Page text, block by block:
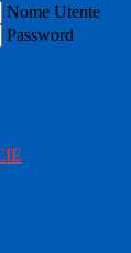
Nome Utente
Password